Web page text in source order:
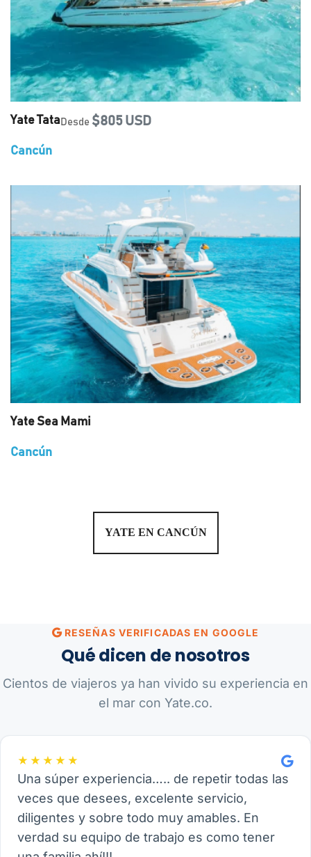
Yate Tata Desde $805 USD
Cancún
Yate Sea Mami
Cancún
YATE EN CANCÚN
RESEÑAS VERIFICADAS EN GOOGLE
Qué dicen de nosotros
Cientos de viajeros ya han vivido su experiencia en
el mar con Yate.co.
★★★★★
Una súper experiencia….. de repetir todas las
veces que desees, excelente servicio,
diligentes y sobre todo muy amables. En
verdad su equipo de trabajo es como tener